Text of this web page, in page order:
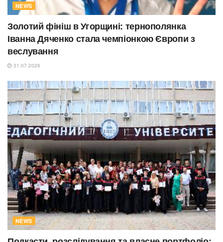
NEWS
Золотий фініш в Угорщині: тернополянка
Іванна Дяченко стала чемпіонкою Європи з
веслування
31.07.2026
NEWS